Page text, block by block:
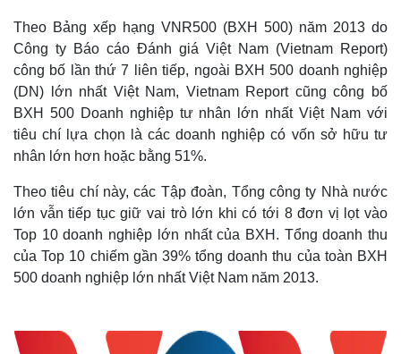
Theo Bảng xếp hạng VNR500 (BXH 500) năm 2013 do
Công ty Báo cáo Đánh giá Việt Nam (Vietnam Report)
công bố lần thứ 7 liên tiếp, ngoài BXH 500 doanh nghiệp
(DN) lớn nhất Việt Nam, Vietnam Report cũng công bố
BXH 500 Doanh nghiệp tư nhân lớn nhất Việt Nam với
tiêu chí lựa chọn là các doanh nghiệp có vốn sở hữu tư
nhân lớn hơn hoặc bằng 51%.
Theo tiêu chí này, các Tập đoàn, Tổng công ty Nhà nước
lớn vẫn tiếp tục giữ vai trò lớn khi có tới 8 đơn vị lọt vào
Top 10 doanh nghiệp lớn nhất của BXH. Tổng doanh thu
của Top 10 chiếm gần 39% tổng doanh thu của toàn BXH
500 doanh nghiệp lớn nhất Việt Nam năm 2013.